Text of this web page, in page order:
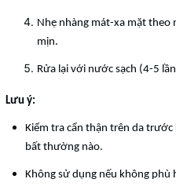
Nhẹ nhàng mát-xa mặt
mịn.
Rửa lại với nước sạch (4-5
Lưu ý:
Kiểm tra cẩn thận trên da
bất thường nào.
Không sử dụng nếu không phù